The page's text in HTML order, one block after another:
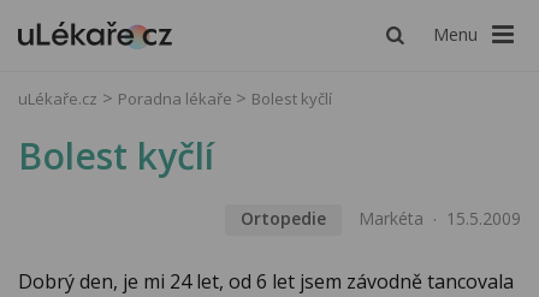
Menu
uLékaře.cz Poradna lékaře Bolest kyčlí
Bolest kyčlí
Ortopedie Markéta 15.5.2009
Dobrý den, je mi 24 let, od 6 let jsem závodně tancovala